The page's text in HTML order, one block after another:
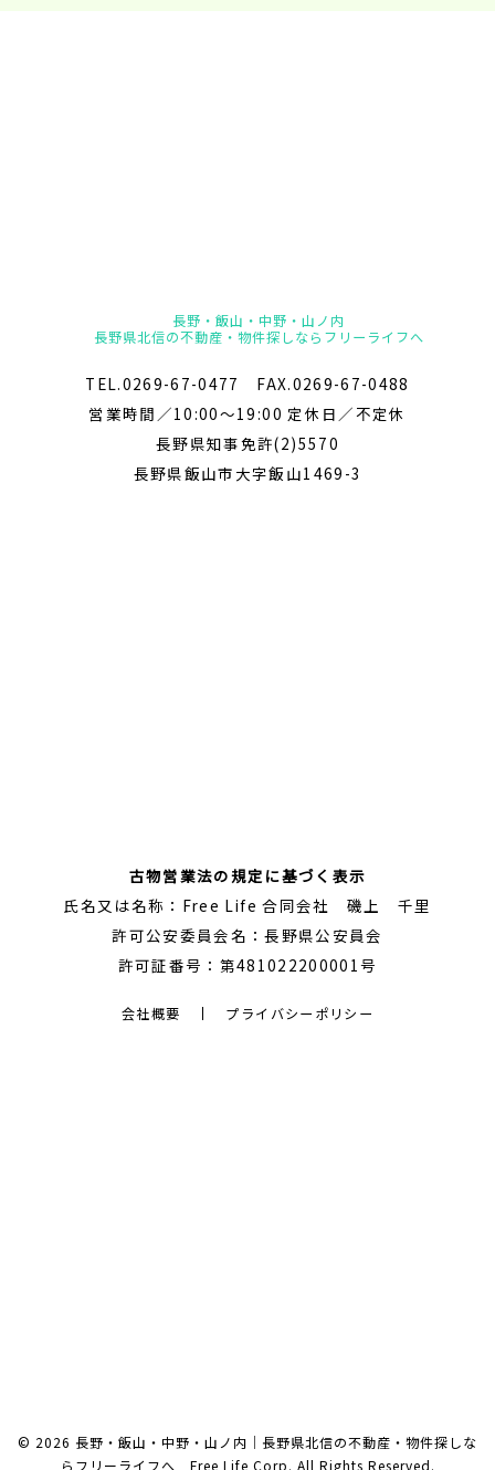
長野・飯山・中野・山ノ内
長野県北信の不動産・物件探しならフリーライフへ
TEL.0269-67-0477 FAX.0269-67-0488
営業時間／10:00～19:00 定休日／不定休
長野県知事免許(2)5570
長野県飯山市大字飯山1469-3
古物営業法の規定に基づく表示
氏名又は名称：Free Life 合同会社 磯上 千里
許可公安委員会名：長野県公安員会
許可証番号：第481022200001号
会社概要 プライバシーポリシー
© 2026 長野・飯山・中野・山ノ内｜長野県北信の不動産・物件探しな
らフリーライフへ Free Life Corp. All Rights Reserved.